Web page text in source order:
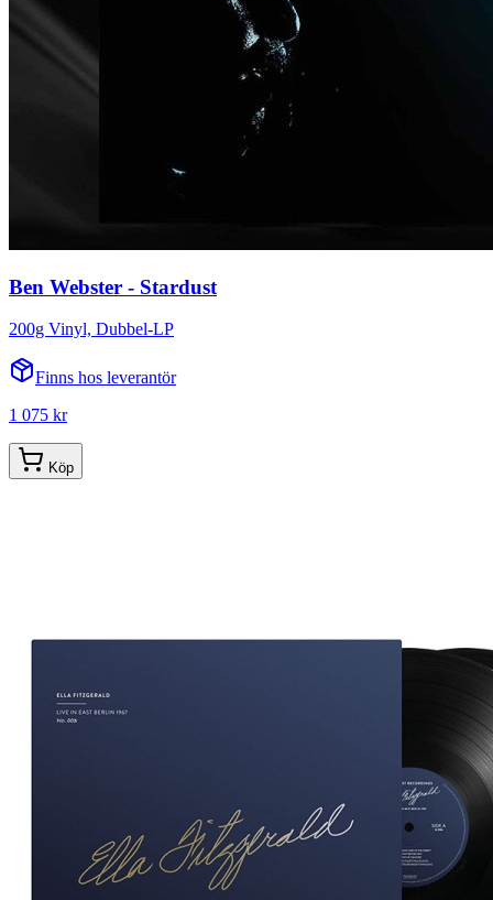
Ben Webster - Stardust
200g Vinyl, Dubbel-LP
Finns hos leverantör
1 075 kr
Köp